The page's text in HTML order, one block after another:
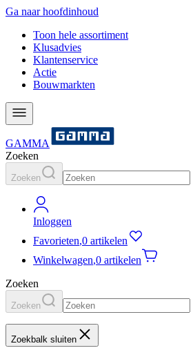
Ga naar hoofdinhoud
Toon hele assortiment
Klusadvies
Klantenservice
Actie
Bouwmarkten
GAMMA
Zoeken
Zoeken
Inloggen
Favorieten,0 artikelen
Winkelwagen,0 artikelen
Zoeken
Zoeken
Zoekbalk sluiten